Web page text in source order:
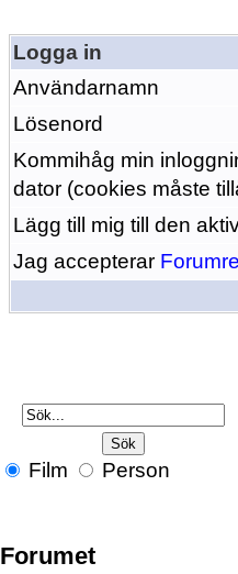
Logga in
Användarnamn
Lösenord
Kommihåg min
dator (cookies måste
Lägg till mig till den
Jag accepterar
Film Person
Forumet